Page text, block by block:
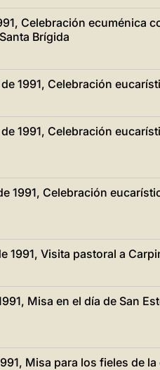
Celebración ecuménica
Brígida
1991, Celebración
1991, Celebración
1991, Celebración
1991, Visita pastoral a
Misa en el día de San
Misa para los fieles de